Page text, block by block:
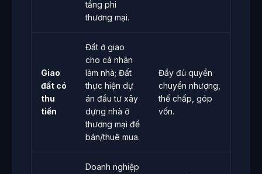
tầng phi
thương mại.
Giao
đất có
thu
tiền
Đất ở giao
cho cá nhân
làm nhà; Đất
thực hiện dự
án đầu tư xây
dựng nhà ở
thương mại để
bán/thuê mua.
Đầy đủ quyền
chuyển nhượng,
thế chấp, góp
vốn.
Doanh nghiệp